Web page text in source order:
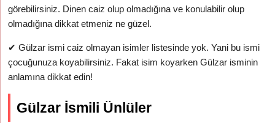
görebilirsiniz. Dinen caiz olup olmadığına ve konulabilir olup
olmadığına dikkat etmeniz ne güzel.
✔ Gülzar ismi caiz olmayan isimler listesinde yok. Yani bu ismi
çocuğunuza koyabilirsiniz. Fakat isim koyarken Gülzar isminin
anlamına dikkat edin!
Gülzar İsmili Ünlüler